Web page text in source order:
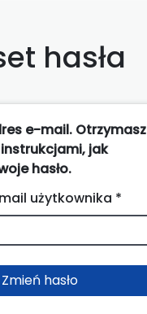
hasła
e-mail. Otrzymasz
jak
hasło.
użytkownika *
Zmień hasło